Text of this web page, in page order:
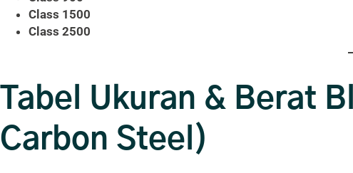
Class 1500
Class 2500
Tabel Ukuran & Berat
Carbon Steel)